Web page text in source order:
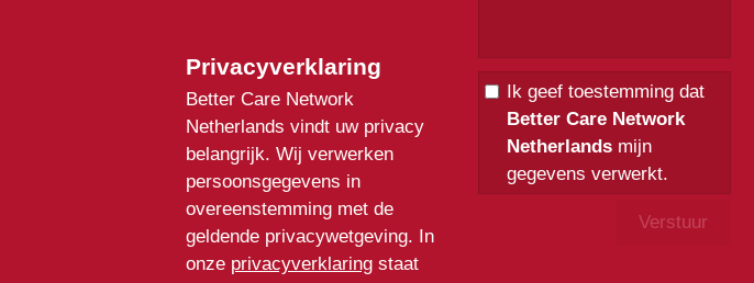
Privacyverklaring
Better Care Network
Netherlands vindt uw privacy
belangrijk. Wij verwerken
persoonsgegevens in
overeenstemming met de
geldende privacywetgeving. In
onze privacyverklaringstaat
Ik geef toestemming dat
Better Care Network
Netherlandsmijn
gegevens verwerkt.